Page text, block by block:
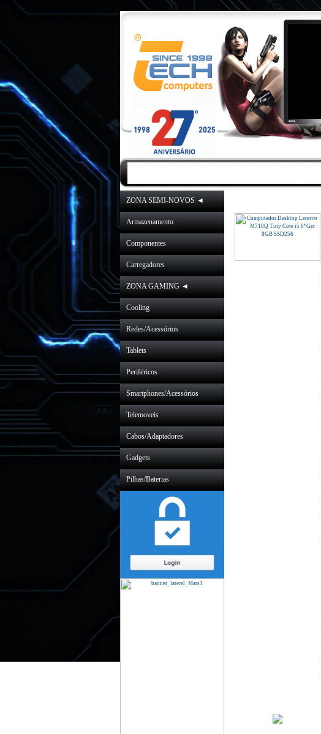
ZONA SEMI-NOVOS ◄
Armazenamento
Componentes
Carregadores
ZONA GAMING ◄
Cooling
Redes/Acessórios
Tablets
Periféricos
Smartphones/Acessórios
Telemoveis
Cabos/Adaptadores
Gadgets
Pilhas/Baterias